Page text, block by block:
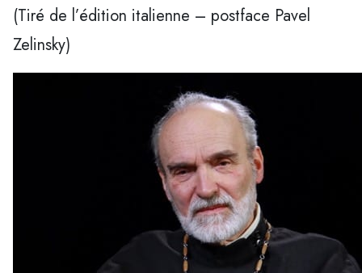
(Tiré de l’édition italienne – postface Pavel
Zelinsky)